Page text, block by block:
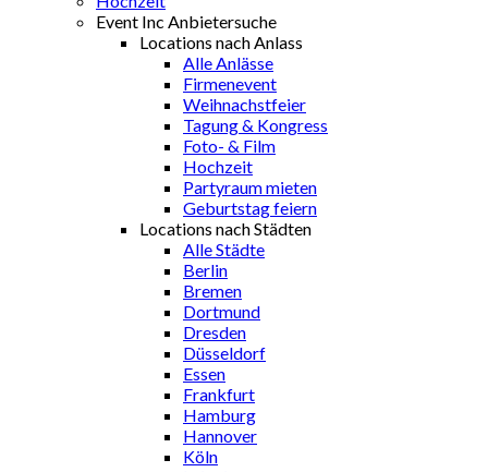
Event Inc Anbietersuche
Locations nach Anlass
Alle Anlässe
Firmenevent
Weihnachstfeier
Tagung & Kongress
Foto- & Film
Hochzeit
Partyraum mieten
Geburtstag feiern
Locations nach Städten
Alle Städte
Berlin
Bremen
Dortmund
Dresden
Düsseldorf
Essen
Frankfurt
Hamburg
Hannover
Köln